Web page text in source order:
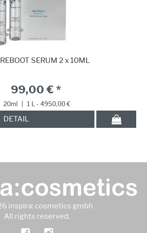
SERUM 2 x 10ML
99,00 € *
20ml 1 L - 4950,00 €
DETAIL
inspira: cosmetics gmbh
All rights reserved.